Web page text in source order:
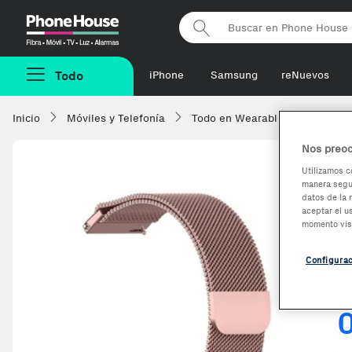
Phonehouse
Todo iPhone Samsung reNuevos
Inicio Móviles y Telefonía Todo en Wearables
Nos
Utilizamos
manera
datos de la
aceptar el
momento